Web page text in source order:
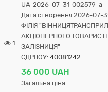
1
UA-2026-07-31-002579-a
Дата створення 2026-07-31
ФІЛІЯ
АКЦІОНЕРНОГО
ЗАЛІЗНИЦЯ"
ЄДРПОУ: 40081242
36 000 UAH
Загальна ціна